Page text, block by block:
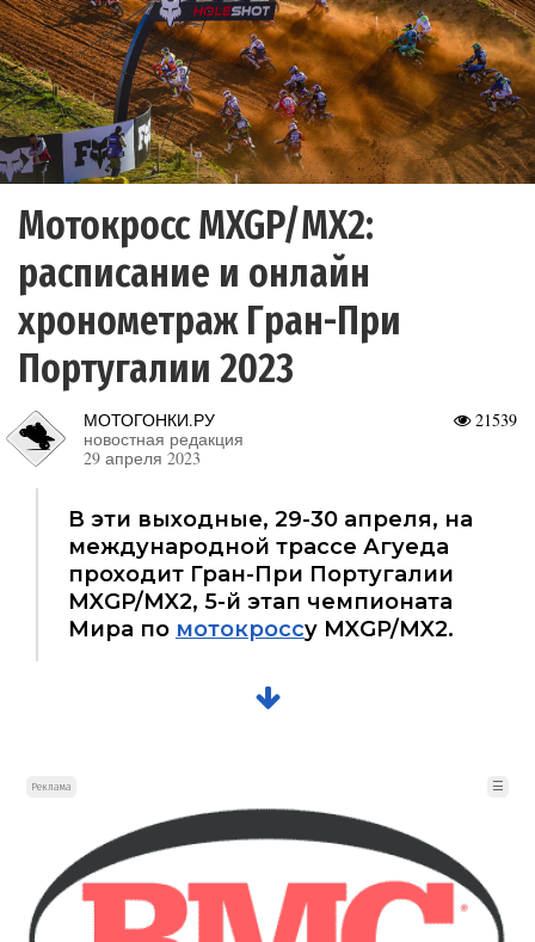
Мотокросс MXGP/MX2:
расписание и онлайн
хронометраж Гран-При
Португалии 2023
21539
МОТОГОНКИ.РУ
новостная редакция
29 апреля 2023
В эти выходные, 29-30 апреля, на
международной трассе Агуеда
проходит Гран-При Португалии
MXGP/MX2, 5-й этап чемпионата
Мира по мотокроссу MXGP/MX2.
Реклама ☰